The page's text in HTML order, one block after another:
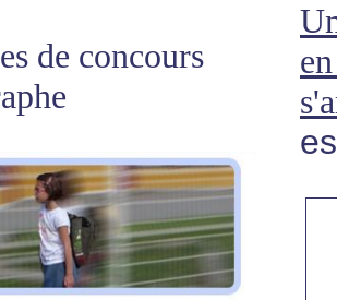
de concours